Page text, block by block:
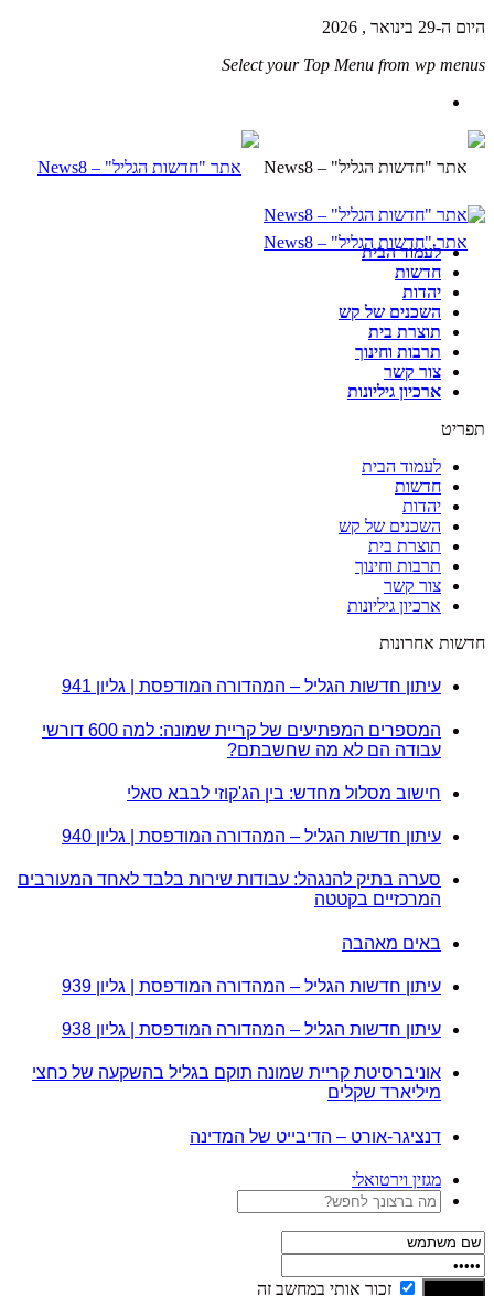
היום ה-29 בינואר , 2026
Select your Top Menu from wp menus
לעמוד הבית
חדשות
יהדות
השכנים של קש
תוצרת בית
תרבות וחינוך
צור קשר
ארכיון גיליונות
תפריט
לעמוד הבית
חדשות
יהדות
השכנים של קש
תוצרת בית
תרבות וחינוך
צור קשר
ארכיון גיליונות
חדשות אחרונות
עיתון חדשות הגליל – המהדורה המודפסת | גליון 941
המספרים המפתיעים של קריית שמונה: למה 600 דורשי
עבודה הם לא מה שחשבתם?
חישוב מסלול מחדש: בין הג'קוזי לבבא סאלי
עיתון חדשות הגליל – המהדורה המודפסת | גליון 940
סערה בתיק להנגהל: עבודות שירות בלבד לאחד המעורבים
המרכזיים בקטטה
באים מאהבה
עיתון חדשות הגליל – המהדורה המודפסת | גליון 939
עיתון חדשות הגליל – המהדורה המודפסת | גליון 938
אוניברסיטת קריית שמונה תוקם בגליל בהשקעה של כחצי
מיליארד שקלים
דנציגר-אורט – הדיבייט של המדינה
מגזין וירטואלי
זכור אותי במחשב זה